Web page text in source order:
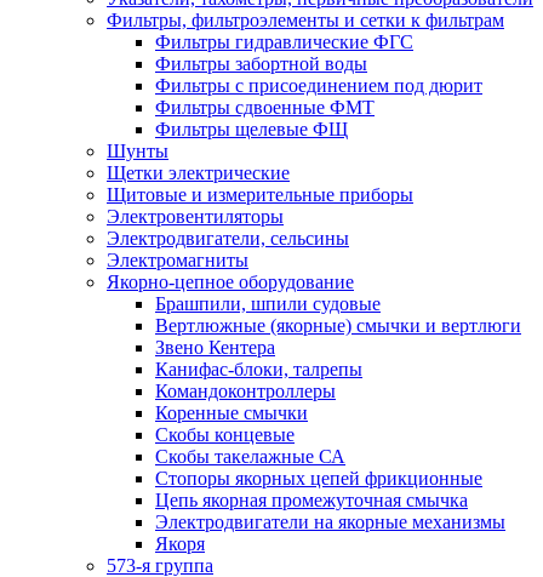
Фильтры, фильтроэлементы и сетки к фильтрам
Фильтры гидравлические ФГС
Фильтры забортной воды
Фильтры с присоединением под дюрит
Фильтры сдвоенные ФМТ
Фильтры щелевые ФЩ
Шунты
Щетки электрические
Щитовые и измерительные приборы
Электровентиляторы
Электродвигатели, сельсины
Электромагниты
Якорно-цепное оборудование
Брашпили, шпили судовые
Вертлюжные (якорные) смычки и вертлюги
Звено Кентера
Канифас-блоки, талрепы
Командоконтроллеры
Коренные смычки
Скобы концевые
Скобы такелажные СА
Стопоры якорных цепей фрикционные
Цепь якорная промежуточная смычка
Электродвигатели на якорные механизмы
Якоря
573-я группа